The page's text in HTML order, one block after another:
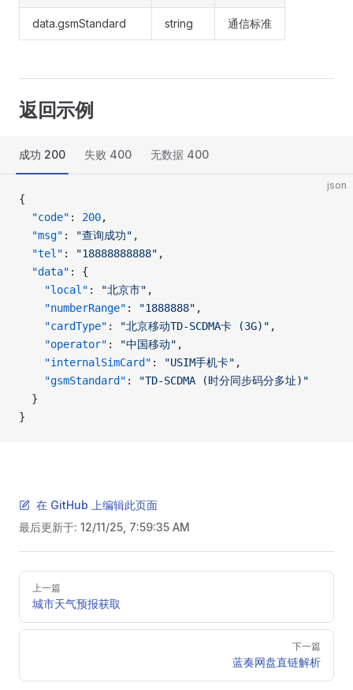
data.gsmStandard string 通信标准
返回示例
成功 200 失败 400 无数据 400
json
{
  "code"
: 200,
  "msg"
: "查询成功" ,
  "tel"
: "18888888888" ,
  "data"
: {
    "local"
: "北京市" ,
    "numberRange"
: "1888888" ,
    "cardType"
: "北京移动TD-SCDMA卡 (3G)" ,
    "operator"
: "中国移动" ,
    "internalSimCard"
: "USIM手机卡" ,
    "gsmStandard"
:
"TD-SCDMA (时分同步码分多址)"
  }
}
在 GitHub 上编辑此页面
最后更新于: 12/11/25, 7:59:35 AM
Pager
上一篇
城市天气预报获取
下一篇
蓝奏网盘直链解析